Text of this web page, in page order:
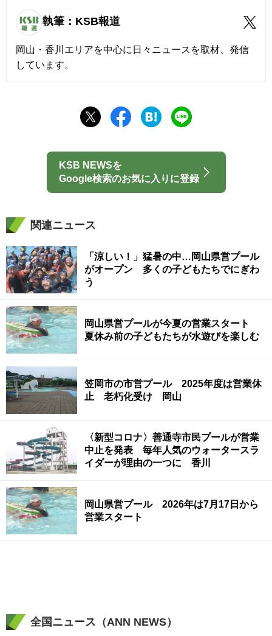
執筆：KSB報道
岡山・香川エリアを中心に日々ニュースを取材、発信
しています。
KSB NEWSを
Google検索のお気に入りに登録
関連ニュース
「涼しい！」猛暑の中…岡山県営プール
がオープン 多くの子どもたちでにぎわ
う
岡山県営プールが今夏の営業スタート
夏休み前の子どもたちが水遊びを楽しむ
笠岡市の市営プール 2025年度は営業休
止 老朽化受け 岡山
〈新型コロナ〉善通寺市民プールが営業
中止を発表 毎年人気のウォータースラ
イダーが理由の一つに 香川
岡山県営プール 2026年は7月17日から
営業スタート
全国ニュース（ANN NEWS）